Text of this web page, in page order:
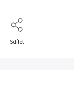
Sdílet